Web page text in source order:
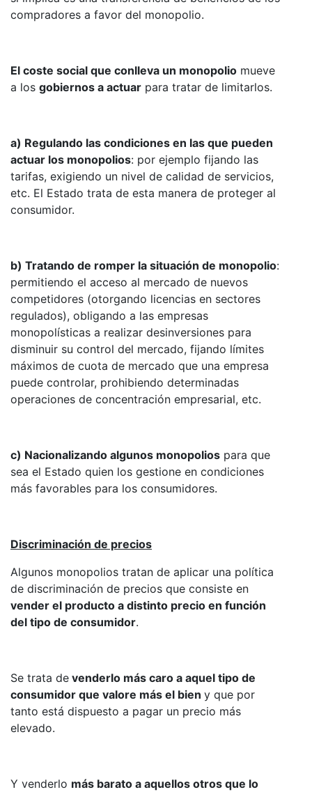
compradores a favor del monopolio.
El coste social que conlleva un monopolio mueve
a los gobiernos a actuar para tratar de limitarlos.
a) Regulando las condiciones en las que pueden
actuar los monopolios: por ejemplo fijando las
tarifas, exigiendo un nivel de calidad de servicios,
etc. El Estado trata de esta manera de proteger al
consumidor.
b) Tratando de romper la situación de monopolio:
permitiendo el acceso al mercado de nuevos
competidores (otorgando licencias en sectores
regulados), obligando a las empresas
monopolísticas a realizar desinversiones para
disminuir su control del mercado, fijando límites
máximos de cuota de mercado que una empresa
puede controlar, prohibiendo determinadas
operaciones de concentración empresarial, etc.
c) Nacionalizando algunos monopolios para que
sea el Estado quien los gestione en condiciones
más favorables para los consumidores.
Discriminación de precios
Algunos monopolios tratan de aplicar una política
de discriminación de precios que consiste en
vender el producto a distinto precio en función
del tipo de consumidor.
Se trata de venderlo más caro a aquel tipo de
consumidor que valore más el bien y que por
tanto está dispuesto a pagar un precio más
elevado.
Y venderlo más barato a aquellos otros que lo